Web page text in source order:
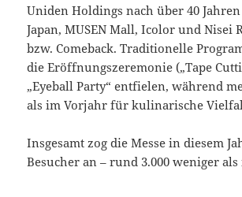
Uniden Holdings nach über 40
Japan, MUSEN Mall, Icolor und Nisei
bzw. Comeback. Traditionelle
die Eröffnungszeremonie („Tape
„Eyeball Party“ entfielen, während
als im Vorjahr für kulinarische
Insgesamt zog die Messe in diesem
Besucher an – rund 3.000 weniger